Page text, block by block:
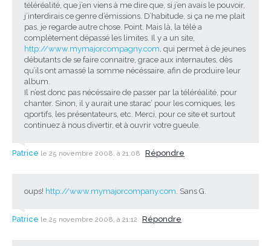
téléréalité, que j’en viens à me dire que, si j’en avais le pouvoir,
j’interdirais ce genre d’émissions. D’habitude, si ça ne me plait
pas, je regarde autre chose. Point. Mais là, la télé a
complètement dépassé les limites. Il y a un site,
http://www.mymajorcompagny.com, qui permet à de jeunes
débutants de se faire connaitre, grace aux internautes, dès
qu’ils ont amassé la somme nécéssaire, afin de produire leur
album.
Il n’est donc pas nécéssaire de passer par la téléréalité, pour
chanter. Sinon, il y aurait une starac’ pour les comiques, les
qportifs, les présentateurs, etc. Merci, pour ce site et surtout
continuez à nous divertir, et à ouvrir votre gueule.
Patrice le 25 novembre 2008, à 21:08 Répondre
oups! http://www.mymajorcompany.com. Sans G.
Patrice le 25 novembre 2008, à 21:12 Répondre